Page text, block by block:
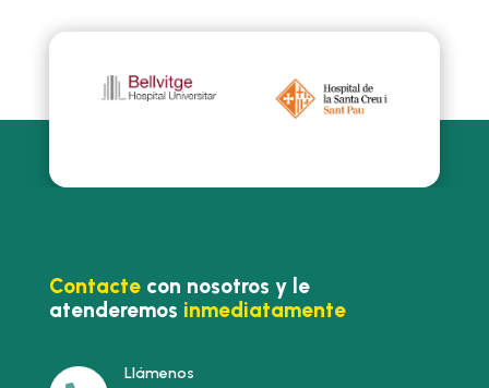
Contactecon nosotros y le
atenderemos inmediatamente
Llámenos